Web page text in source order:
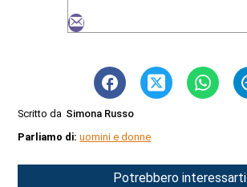
Scritto da Simona Russo
Parliamo di:uomini e donne
Potrebbero interessarti